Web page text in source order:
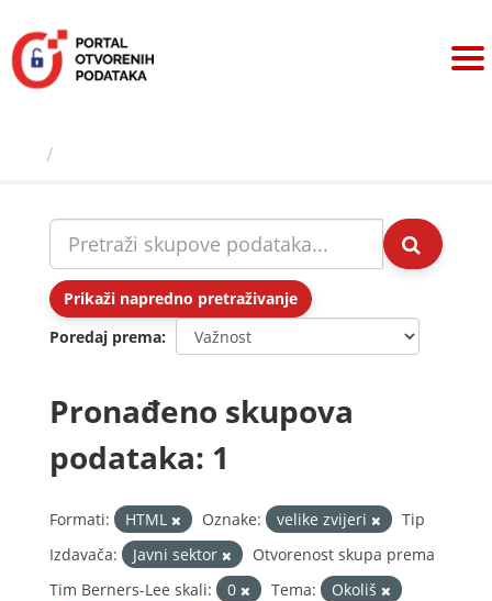
sadržaj
Prikaži napredno pretraživanje
Poredaj prema
Pronađeno skupova
podataka: 1
Formati: HTML Oznake: velike zvijeri
Tip
Izdavača:
Javni sektor
Otvorenost skupa prema
Tim Berners-Lee skali:
0 Tema:
Okoliš